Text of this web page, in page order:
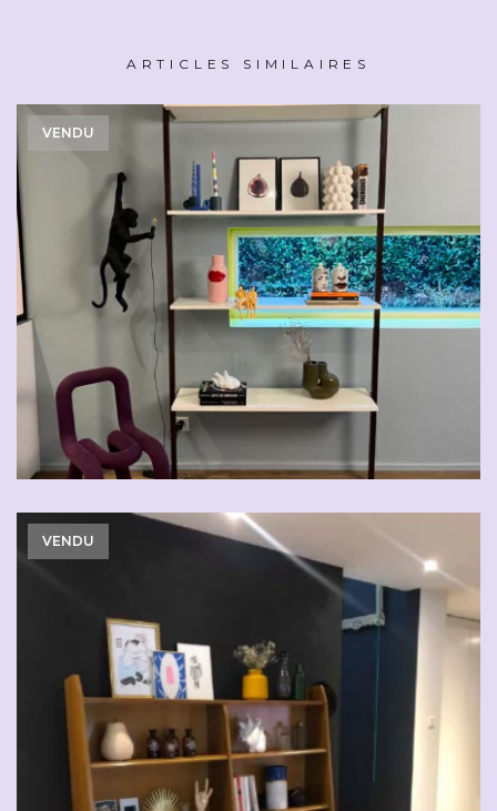
ARTICLES SIMILAIRES
VENDU
VENDU